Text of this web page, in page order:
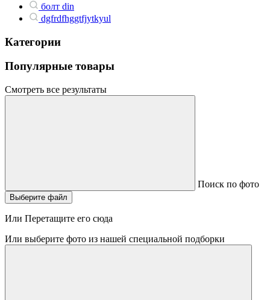
болт din
dgfrdfhggtfjytkyul
Категории
Популярные товары
Смотреть все результаты
Поиск по фото
Выберите файл
Или Перетащите его сюда
Или выберите фото из нашей специальной подборки